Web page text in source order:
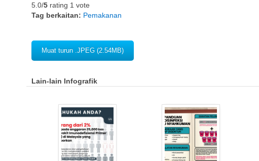
5.0/5 rating 1 vote
Tag berkaitan: Pemakanan
Muat turun .JPEG (2.54MB)
Lain-lain Infografik